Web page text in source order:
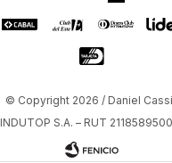
© Copyright 2026 / Daniel
INDUTOP S.A. – RUT